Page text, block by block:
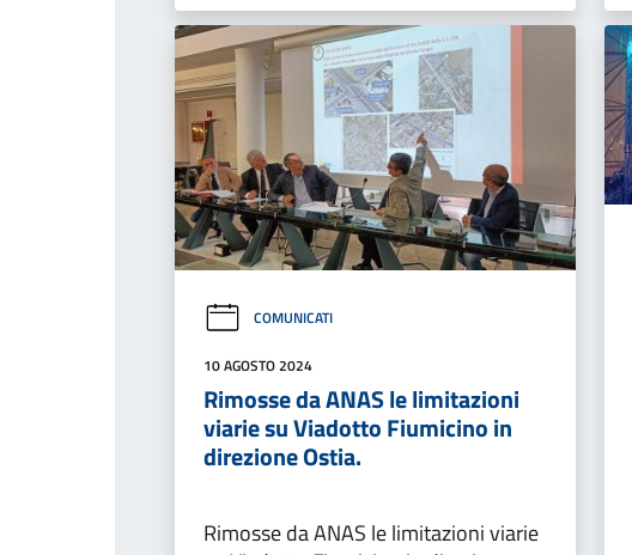
COMUNICATI
10 AGOSTO 2024
Rimosse da ANAS le limitazioni
viarie su Viadotto Fiumicino in
direzione Ostia.
Rimosse da ANAS le limitazioni viarie